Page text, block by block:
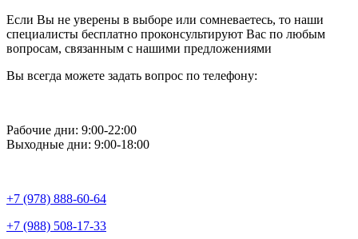
Если Вы не уверены в выборе или сомневаетесь, то наши
специалисты бесплатно проконсультируют Вас по любым
вопросам, связанным с нашими предложениями
Вы всегда можете задать вопрос по телефону:
Рабочие дни: 9:00-22:00
Выходные дни: 9:00-18:00
+7 (978) 888-60-64
+7 (988) 508-17-33